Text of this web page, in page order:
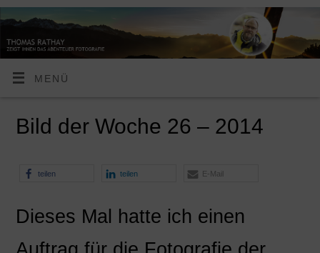
MENÜ
Bild der Woche 26 – 2014
teilen teilen E-Mail
Dieses Mal hatte ich einen